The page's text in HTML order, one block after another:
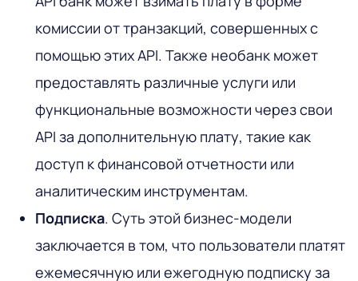
комиссии от транзакций, совершенных с
помощью этих API. Также необанк может
предоставлять различные услуги или
функциональные возможности через свои
API за дополнительную плату, такие как
доступ к финансовой отчетности или
аналитическим инструментам.
Подписка. Суть этой бизнес-модели
заключается в том, что пользователи платят
ежемесячную или ежегодную подписку за